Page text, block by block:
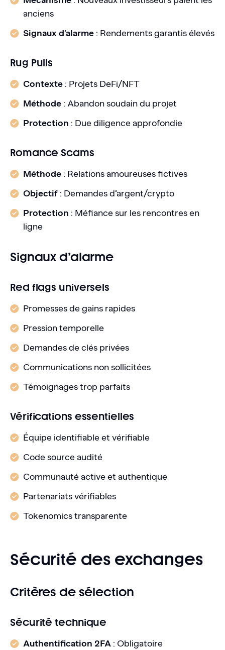
anciens
Signaux d’alarme : Rendements garantis élevés
Rug Pulls
Contexte : Projets DeFi/NFT
Méthode : Abandon soudain du projet
Protection : Due diligence approfondie
Romance Scams
Méthode : Relations amoureuses fictives
Objectif : Demandes d’argent/crypto
Protection : Méfiance sur les rencontres en
ligne
Signaux d’alarme
Red flags universels
Promesses de gains rapides
Pression temporelle
Demandes de clés privées
Communications non sollicitées
Témoignages trop parfaits
Vérifications essentielles
Équipe identifiable et vérifiable
Code source audité
Communauté active et authentique
Partenariats vérifiables
Tokenomics transparente
Sécurité des exchanges
Critères de sélection
Sécurité technique
Authentification 2FA : Obligatoire